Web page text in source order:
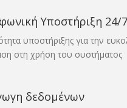
Υποστήριξη 24/7
υποστήριξης για την
στη χρήση του συστήματος
δεδομένων